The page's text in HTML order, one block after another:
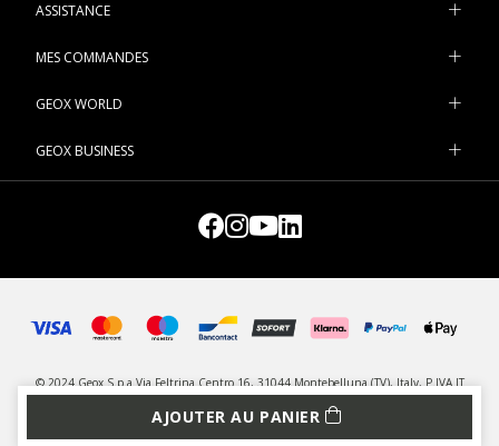
AJOUTER AU PANIER
ASSISTANCE
MES COMMANDES
GEOX WORLD
GEOX BUSINESS
© 2024 Geox S.p.a Via Feltrina Centro 16, 31044 Montebelluna (TV), Italy, P.IVA IT
03348440268 - Tous droits réservés
CONFIDENTIALITÉ